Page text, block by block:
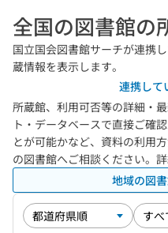
全国の図書館の
国立国会図書館サーチが連携
蔵情報を表示します。
連携して
所蔵館、利用可否等の詳細・
ト・データベースで直接ご確
とが可能かなど、資料の利用
の図書館へご相談ください。
地域の図